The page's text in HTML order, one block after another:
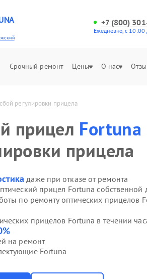
+7 (800)
Ежедневно, с
Срочный ремонт Цены О нас
регулировки прицела
прицел Fortuna
прицела
даже при отказе от ремонта
прицел Fortuna собственной
по ремонту оптических прицелов
прицелов Fortuna в течении
на ремонт
Fortuna